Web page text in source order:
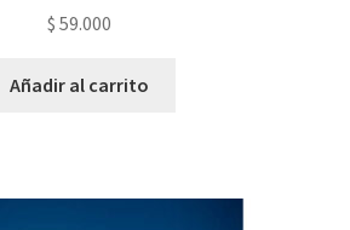
$ 59.000
Añadir al carrito